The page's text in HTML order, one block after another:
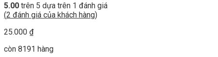
5.00 trên 5 dựa trên 1 đánh giá
(2 đánh giá của khách hàng)
25.000 ₫
còn 8191 hàng